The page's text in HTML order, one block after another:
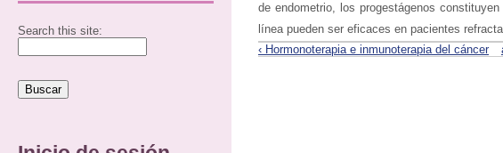
Search this site:
de endometrio, los progestágenos
línea pueden ser eficaces en pacientes
‹ Hormonoterapia e inmunoterapia del cáncer